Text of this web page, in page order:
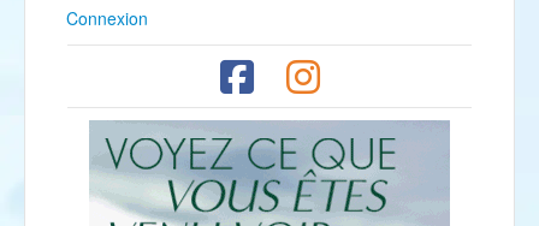
Connexion